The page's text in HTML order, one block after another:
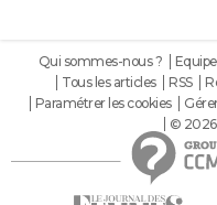
Qui sommes-nous ? Equipe
Tous les articles
RSS
Paramétrer les cookies
©